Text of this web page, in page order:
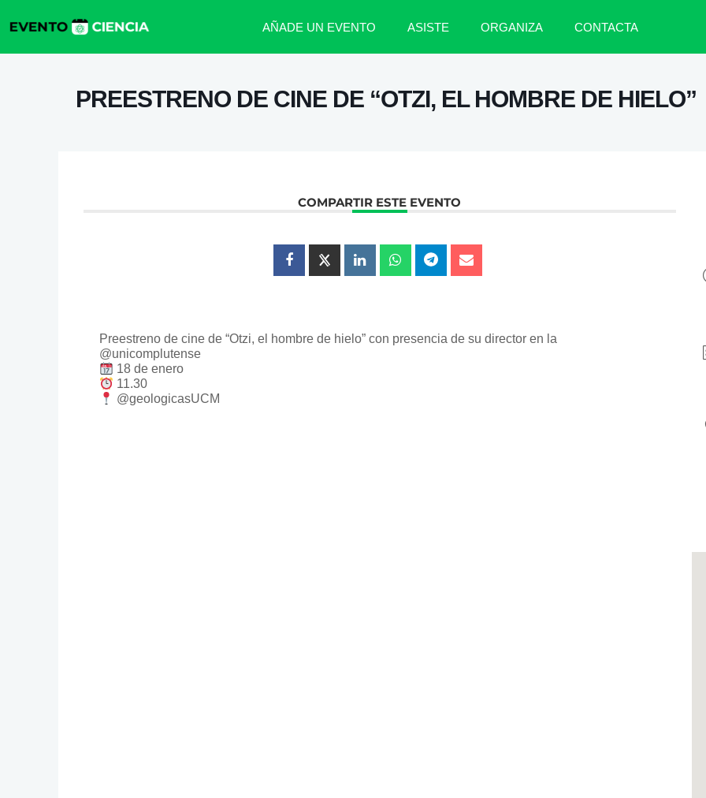
AÑADE UN EVENTO ASISTE ORGANIZA CONTACTA
PREESTRENO DE CINE DE “OTZI, EL HOMBRE DE HIELO”
COMPARTIR ESTE EVENTO
Preestreno de cine de “Otzi, el hombre de hielo” con presencia de su director en la
@unicomplutense
18 de enero
11.30
@geologicasUCM